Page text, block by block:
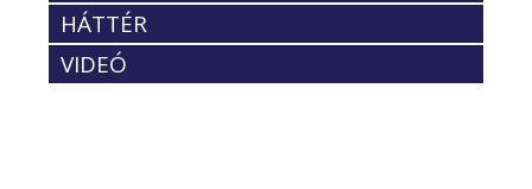
HÁTTÉR
VIDEÓ